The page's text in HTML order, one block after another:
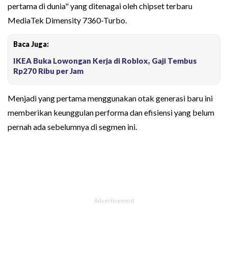
pertama di dunia" yang ditenagai oleh chipset terbaru
MediaTek Dimensity 7360-Turbo.
Baca Juga:
IKEA Buka Lowongan Kerja di Roblox, Gaji Tembus
Rp270 Ribu per Jam
Menjadi yang pertama menggunakan otak generasi baru ini
memberikan keunggulan performa dan efisiensi yang belum
pernah ada sebelumnya di segmen ini.